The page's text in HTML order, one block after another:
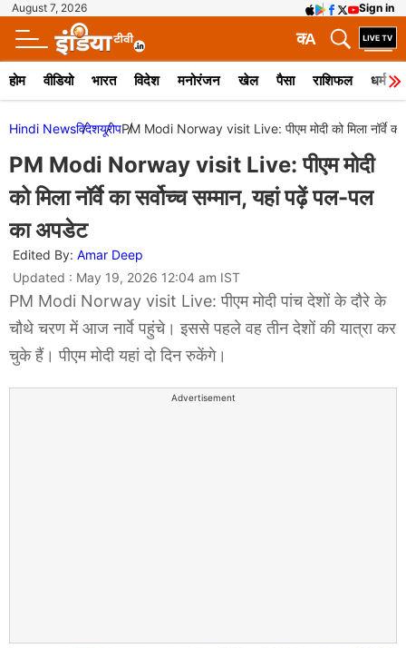
August 7, 2026 Sign in
A
क
होम वीडियो भारत विदेश मनोरंजन खेल पैसा राशिफल धर्म
Hindi NewsविदेशयूरोपPM Modi Norway visit Live: पीएम मोदी को मिला नॉर्वे
PM Modi Norway visit Live: पीएम मोदी
को मिला नॉर्वे का सर्वोच्च सम्मान, यहां पढ़ें पल-पल
का अपडेट
Edited By: Amar Deep
Updated : May 19, 2026 12:04 am IST
PM Modi Norway visit Live: पीएम मोदी पांच देशों के दौरे के
चौथे चरण में आज नार्वे पहुंचे। इससे पहले वह तीन देशों की यात्रा कर
चुके हैं। पीएम मोदी यहां दो दिन रुकेंगे।
Advertisement